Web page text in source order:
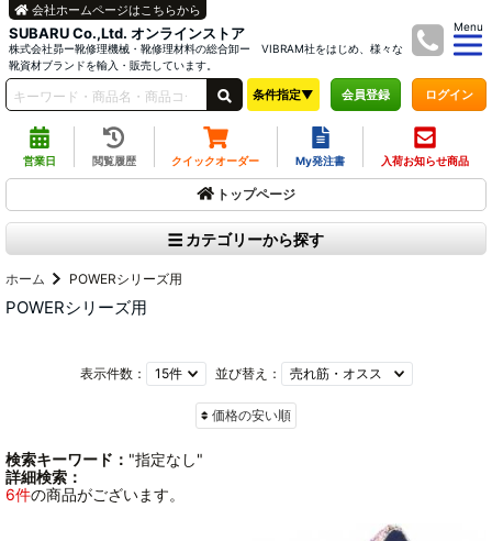
SUBARU Co.,Ltd. オンラインストア
株式会社昴ー靴修理機械・靴修理材料の総合卸ー VIBRAM社をはじめ、様々な
靴資材ブランドを輸入・販売しています。
Menu
会社ホームページはこちらから
条件指定▼ 会員登録 ログイン
営業日 閲覧履歴 クイックオーダー My発注書 入荷お知らせ商品
トップページ
カテゴリーから探す
ホーム POWERシリーズ用
POWERシリーズ用
表示件数： 並び替え：
価格の安い順
検索キーワード： "指定なし"
詳細検索：
6件の商品がございます。